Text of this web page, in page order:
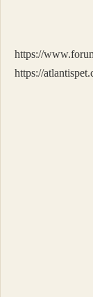
https://
https://